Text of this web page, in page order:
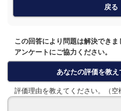
戻る
この回答により問題は解決できま
アンケートにご協力ください。
あなたの評価を教え
評価理由を教えてください。（空